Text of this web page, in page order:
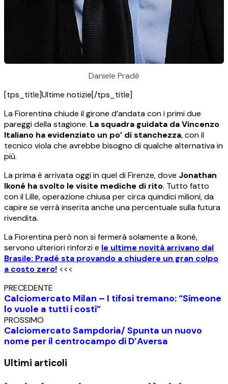
Daniele Pradè
[tps_title]Ultime notizie[/tps_title]
La Fiorentina chiude il girone d’andata con i primi due
pareggi della stagione. La squadra guidata da Vincenzo
Italiano ha evidenziato un po’ di stanchezza, con il
tecnico viola che avrebbe bisogno di qualche alternativa in
più.
La prima è arrivata oggi in quel di Firenze, dove Jonathan
Ikoné ha svolto le visite mediche di rito. Tutto fatto
con il Lille, operazione chiusa per circa quindici milioni, da
capire se verrà inserita anche una percentuale sulla futura
rivendita.
La Fiorentina però non si fermerà solamente a Ikoné,
servono ulteriori rinforzi e le ultime novità arrivano dal
Brasile: Pradé sta provando a chiudere un gran colpo
a costo zero! <<<
PRECEDENTE
Calciomercato Milan – I tifosi tremano: “Simeone
lo vuole a tutti i costi”
PROSSIMO
Calciomercato Sampdoria/ Spunta un nuovo
nome per il centrocampo di D’Aversa
Ultimi articoli